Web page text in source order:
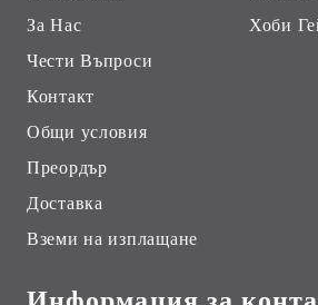
За Нас
Чести Въпроси
Контакт
Общи условия
Преордър
Доставка
Вземи на изплащане
Хоби